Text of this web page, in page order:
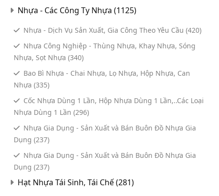
Doanh Nghiệp Cần Dùng
Du Lịch
Vận Tải - Giao Nhận
Gỗ & Đồ Gỗ
Hóa Chất
In Ấn & Thiết Kế
May Mặc
Máy Móc
Môi Trường
Nhựa - Các Công Ty Nhựa (1125)
Nhựa - Dịch Vụ Sản Xuất, Gia Công Theo Yêu Cầu (420)
Nhựa Công Nghiệp - Thùng Nhựa, Khay Nhựa, Sóng
Nhựa, Sọt Nhựa (340)
Bao Bì Nhựa - Chai Nhựa, Lọ Nhựa, Hộp Nhựa, Can
Nhựa (335)
Cốc Nhựa Dùng 1 Lần, Hộp Nhựa Dùng 1 Lần,..Các Loại
Nhựa Dùng 1 Lần (296)
Nhựa Gia Dụng - Sản Xuất và Bán Buôn Đồ Nhựa Gia
Dụng (237)
Nhựa Gia Dụng - Sản Xuất và Bán Buôn Đồ Nhựa Gia
Dụng (237)
Hạt Nhựa Tái Sinh, Tái Chế(281)